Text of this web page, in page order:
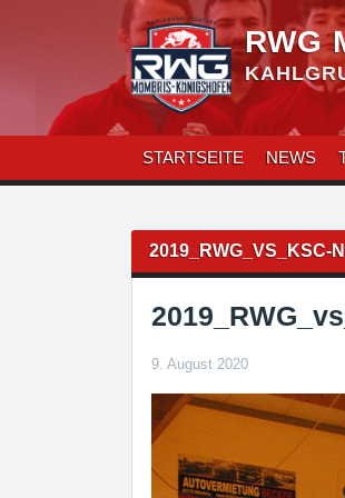
RWG
STARTSEITE NEWS
2019_RWG_VS_KSC-
9. August 2020
Beitragsnavigation